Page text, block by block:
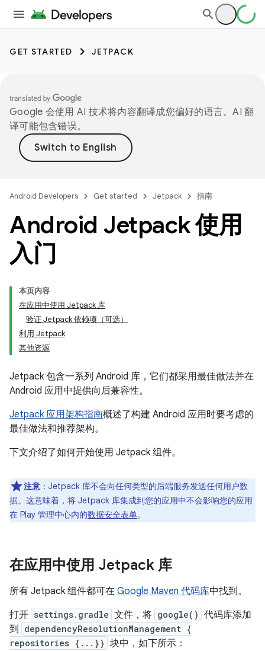
GET STARTED JETPACK
Google 会使用 AI 技术将内容翻译成您偏好的语言。AI 翻
译可能包含错误。
Android Developers Get started Jetpack 指南
Android Jetpack 使用
入门
本页内容
在应用中使用 Jetpack 库
验证 Jetpack 依赖项（可选）
利用 Jetpack
其他资源
Jetpack 包含一系列 Android 库，它们都采用最佳做法并在
Android 应用中提供向后兼容性。
Jetpack 应用架构指南概述了构建 Android 应用时要考虑的
最佳做法和推荐架构。
下文介绍了如何开始使用 Jetpack 组件。
注意 ：Jetpack 库不会向任何类型的后端服务发送任何用户数
据。这意味着，将 Jetpack 库集成到您的应用中不会影响您的应用
在 Play 管理中心内的数据安全表单。
在应用中使用 Jetpack 库
所有 Jetpack 组件都可在 Google Maven 代码库中找到。
打开 settings.gradle 文件，将 google() 代码库添加
到
dependencyResolutionManagement {
repositories {...}} 块中，如下所示：